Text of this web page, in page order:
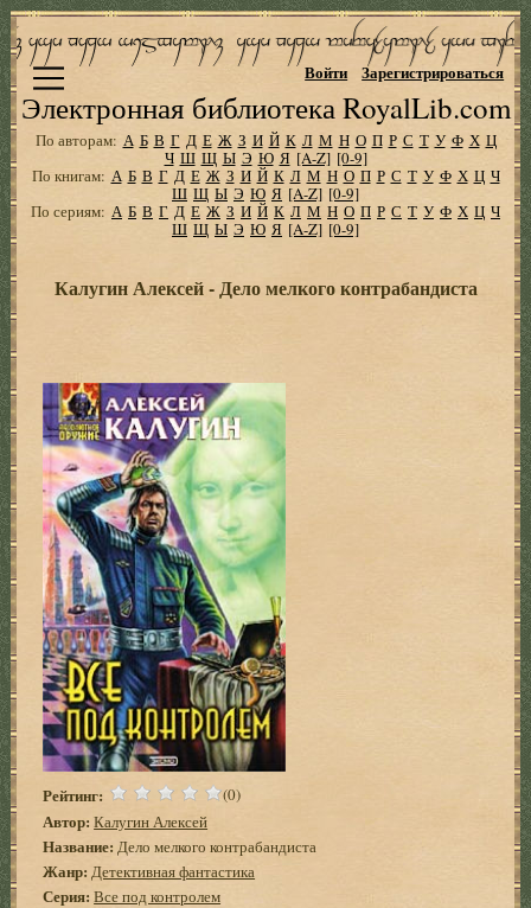
Электронная библиотека RoyalLib.com
Войти Зарегистрироваться
По авторам: А Б В Г Д Е Ж З И Й К Л М Н О П Р С Т У Ф Х Ц
Ч Ш Щ Ы Э Ю Я [A-Z] [0-9]
По книгам: А Б В Г Д Е Ж З И Й К Л М Н О П Р С Т У Ф Х Ц Ч
Ш Щ Ы Э Ю Я [A-Z] [0-9]
По сериям: А Б В Г Д Е Ж З И Й К Л М Н О П Р С Т У Ф Х Ц Ч
Ш Щ Ы Э Ю Я [A-Z] [0-9]
Калугин Алексей - Дело мелкого контрабандиста
Рейтинг: (0)
Автор: Калугин Алексей
Название: Дело мелкого контрабандиста
Жанр: Детективная фантастика
Серия: Все под контролем